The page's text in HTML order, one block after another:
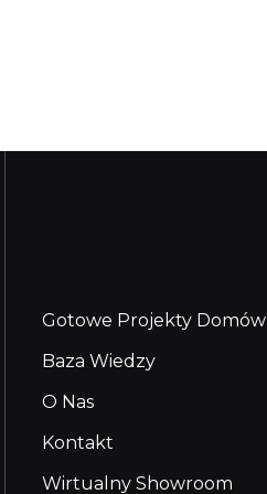
Gotowe Projekty Domów
Baza Wiedzy
O Nas
Kontakt
Wirtualny Showroom